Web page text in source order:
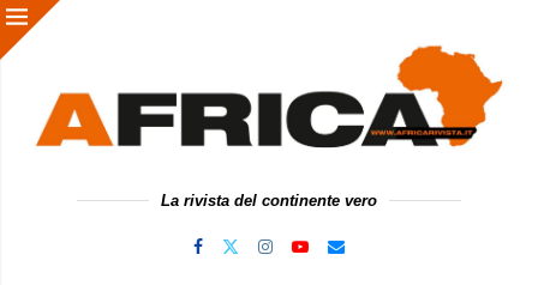
La rivista del continente vero